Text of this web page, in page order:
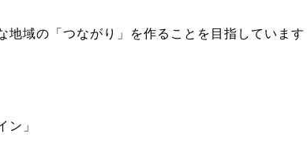
域の「つながり」を作ることを目指しています
」